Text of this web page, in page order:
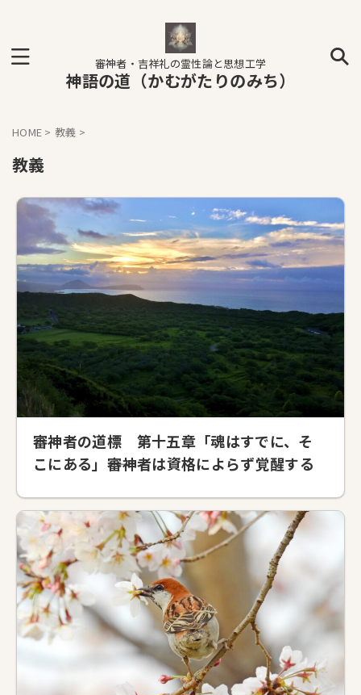
審神者・吉祥礼の霊性論と思想工学
神語の道（かむがたりのみち）
HOME > 教義 >
教義
審神者の道標 第十五章「魂はすでに、そ
こにある」――審神者は資格によらず覚醒する